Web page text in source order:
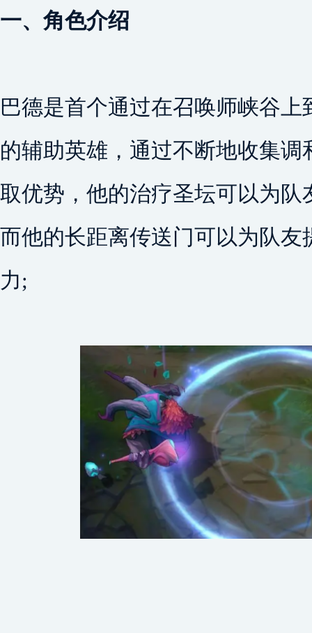
一、角色介绍
巴德是首个通过在召唤师峡谷
的辅助英雄，通过不断地收集
取优势，他的治疗圣坛可以为
而他的长距离传送门可以为队友
力;